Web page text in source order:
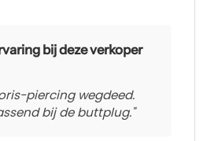
bij deze verkoper
piercing wegdeed.
bij de buttplug."